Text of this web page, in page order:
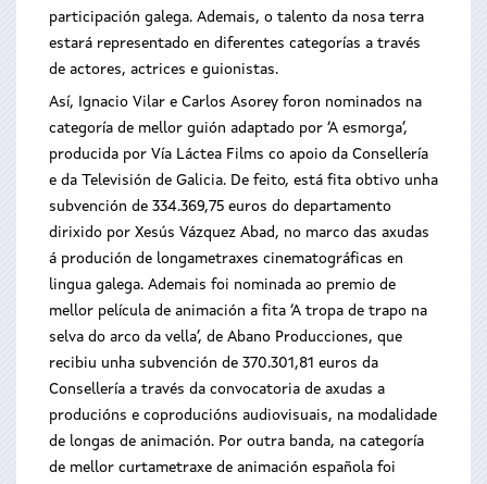
participación galega. Ademais, o talento da nosa terra
estará representado en diferentes categorías a través
de actores, actrices e guionistas.
Así, Ignacio Vilar e Carlos Asorey foron nominados na
categoría de mellor guión adaptado por ‘A esmorga’,
producida por Vía Láctea Films co apoio da Consellería
e da Televisión de Galicia. De feito, está fita obtivo unha
subvención de 334.369,75 euros do departamento
dirixido por Xesús Vázquez Abad, no marco das axudas
á produción de longametraxes cinematográficas en
lingua galega. Ademais foi nominada ao premio de
mellor película de animación a fita ‘A tropa de trapo na
selva do arco da vella’, de Abano Producciones, que
recibiu unha subvención de 370.301,81 euros da
Consellería a través da convocatoria de axudas a
producións e coproducións audiovisuais, na modalidade
de longas de animación. Por outra banda, na categoría
de mellor curtametraxe de animación española foi